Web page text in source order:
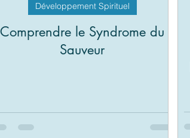
Comprendre le Syndrome du
Sauveur
Développement Spirituel